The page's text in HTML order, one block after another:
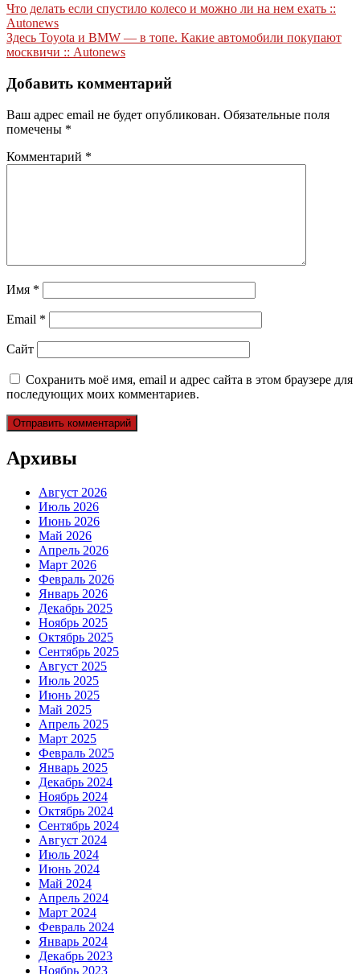
Навигация
по
записям
Что делать если спустило колесо и можно ли на нем ехать ::
Autonews
Здесь Toyota и BMW — в топе. Какие автомобили покупают
москвичи :: Autonews
Добавить комментарий
Ваш адрес email не будет опубликован. Обязательные поля
помечены *
Комментарий *
Имя *
Email *
Сайт
Сохранить моё имя, email и адрес сайта в этом браузере для
последующих моих комментариев.
Архивы
Август 2026
Июль 2026
Июнь 2026
Май 2026
Апрель 2026
Март 2026
Февраль 2026
Январь 2026
Декабрь 2025
Ноябрь 2025
Октябрь 2025
Сентябрь 2025
Август 2025
Июль 2025
Июнь 2025
Май 2025
Апрель 2025
Март 2025
Февраль 2025
Январь 2025
Декабрь 2024
Ноябрь 2024
Октябрь 2024
Сентябрь 2024
Август 2024
Июль 2024
Июнь 2024
Май 2024
Апрель 2024
Март 2024
Февраль 2024
Январь 2024
Декабрь 2023
Ноябрь 2023